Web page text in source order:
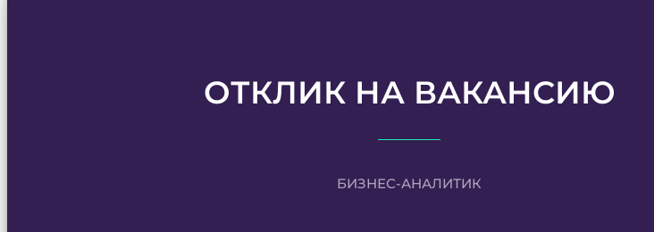
ОТКЛИК НА ВАКАНСИЮ
БИЗНЕС-АНАЛИТИК